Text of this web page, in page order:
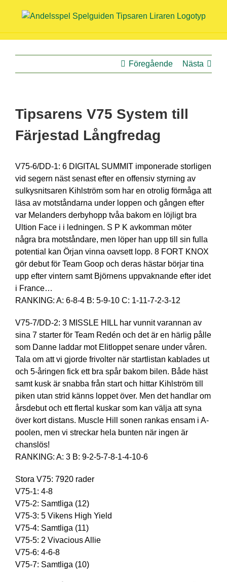
Föregående Nästa
Tipsarens V75 System till
Färjestad Långfredag
V75-6/DD-1: 6 DIGITAL SUMMIT imponerade storligen
vid segern näst senast efter en offensiv styrning av
sulkysnitsaren Kihlström som har en otrolig förmåga att
läsa av motståndarna under loppen och gången efter
var Melanders derbyhopp tvåa bakom en löjligt bra
Ultion Face i i ledningen. S P K avkomman möter
några bra motståndare, men löper han upp till sin fulla
potential kan Örjan vinna oavsett lopp. 8 FORT KNOX
gör debut för Team Goop och deras hästar börjar tina
upp efter vintern samt Björnens uppvaknande efter idet
i France…
RANKING: A: 6-8-4 B: 5-9-10 C: 1-11-7-2-3-12
V75-7/DD-2: 3 MISSLE HILL har vunnit varannan av
sina 7 starter för Team Redén och det är en härlig pålle
som Danne laddar mot Elitloppet senare under våren.
Tala om att vi gjorde frivolter när startlistan kablades ut
och 5-åringen fick ett bra spår bakom bilen. Både häst
samt kusk är snabba från start och hittar Kihlström till
piken utan strid känns loppet över. Men det handlar om
årsdebut och ett flertal kuskar som kan välja att syna
över kort distans. Muscle Hill sonen rankas ensam i A-
poolen, men vi streckar hela bunten när ingen är
chanslös!
RANKING: A: 3 B: 9-2-5-7-8-1-4-10-6
Stora V75: 7920 rader
V75-1: 4-8
V75-2: Samtliga (12)
V75-3: 5 Vikens High Yield
V75-4: Samtliga (11)
V75-5: 2 Vivacious Allie
V75-6: 4-6-8
V75-7: Samtliga (10)